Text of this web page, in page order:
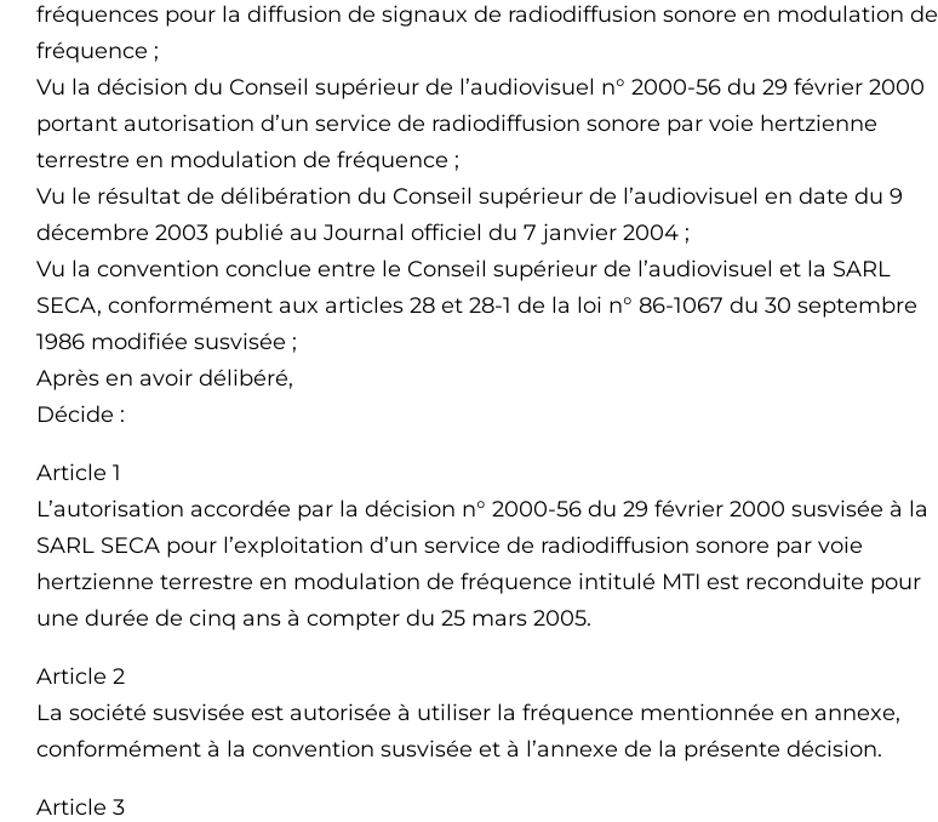
fréquences pour la diffusion de signaux de radiodiffusion sonore en modulation de
fréquence ;
Vu la décision du Conseil supérieur de l’audiovisuel n° 2000-56 du 29 février 2000
portant autorisation d’un service de radiodiffusion sonore par voie hertzienne
terrestre en modulation de fréquence ;
Vu le résultat de délibération du Conseil supérieur de l’audiovisuel en date du 9
décembre 2003 publié au Journal officiel du 7 janvier 2004 ;
Vu la convention conclue entre le Conseil supérieur de l’audiovisuel et la SARL
SECA, conformément aux articles 28 et 28-1 de la loi n° 86-1067 du 30 septembre
1986 modifiée susvisée ;
Après en avoir délibéré,
Décide :
Article 1
L’autorisation accordée par la décision n° 2000-56 du 29 février 2000 susvisée à la
SARL SECA pour l’exploitation d’un service de radiodiffusion sonore par voie
hertzienne terrestre en modulation de fréquence intitulé MTI est reconduite pour
une durée de cinq ans à compter du 25 mars 2005.
Article 2
La société susvisée est autorisée à utiliser la fréquence mentionnée en annexe,
conformément à la convention susvisée et à l’annexe de la présente décision.
Article 3